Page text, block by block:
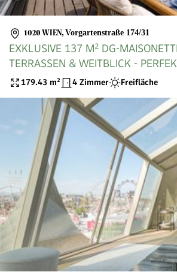
1020 WIEN, Vorgartenstraße 174/31
EXKLUSIVE 137 M² DG-
TERRASSEN & WEITBLICK -
ANSPRUCHSVOLLE PAARE IM 2.
179.43 m² 4 Zimmer Freifläche